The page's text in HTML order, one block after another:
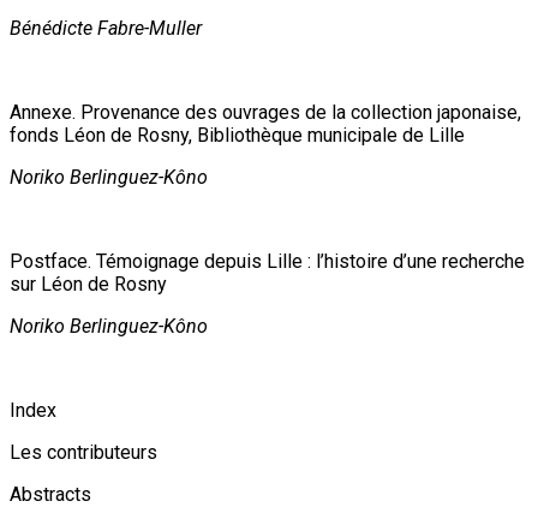
Bénédicte Fabre-Muller
Annexe. Provenance des ouvrages de la collection japonaise,
fonds Léon de Rosny, Bibliothèque municipale de Lille
Noriko Berlinguez-Kôno
Postface. Témoignage depuis Lille : l’histoire d’une recherche
sur Léon de Rosny
Noriko Berlinguez-Kôno
Index
Les contributeurs
Abstracts